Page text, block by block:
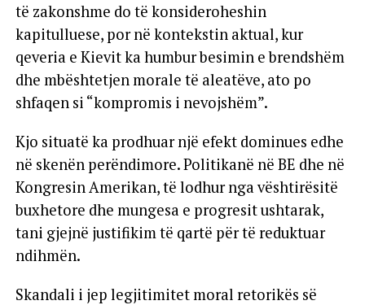
të zakonshme do të konsideroheshin
kapitulluese, por në kontekstin aktual, kur
qeveria e Kievit ka humbur besimin e brendshëm
dhe mbështetjen morale të aleatëve, ato po
shfaqen si “kompromis i nevojshëm”.
Kjo situatë ka prodhuar një efekt dominues edhe
në skenën perëndimore. Politikanë në BE dhe në
Kongresin Amerikan, të lodhur nga vështirësitë
buxhetore dhe mungesa e progresit ushtarak,
tani gjejnë justifikim të qartë për të reduktuar
ndihmën.
Skandali i jep legjitimitet moral retorikës së